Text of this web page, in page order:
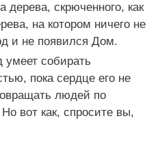
дерева, скрюченного, как
на котором ничего не
и не появился Дом.
умеет собирать
пока сердце его не
людей по
вот как, спросите вы,